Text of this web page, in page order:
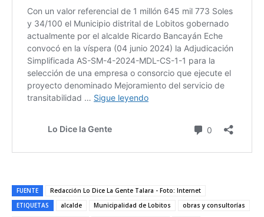
FUENTE
Redacción Lo Dice La Gente Talara - Foto: Internet
ETIQUETAS
alcalde Municipalidad de Lobitos
obras y consultorías